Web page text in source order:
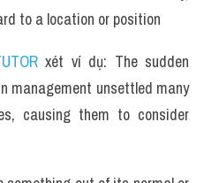
to a location or position
xét ví dụ: The sudden
management unsettled many
causing them to consider